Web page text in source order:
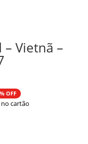
Vietnã –
OFF
cartão